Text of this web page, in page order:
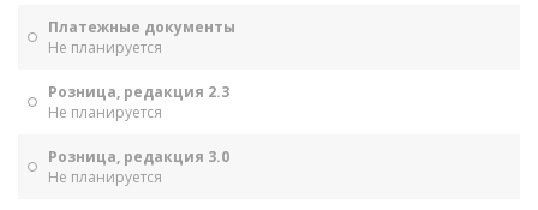
Платежные документы
Не планируется
Розница, редакция 2.3
Не планируется
Розница, редакция 3.0
Не планируется